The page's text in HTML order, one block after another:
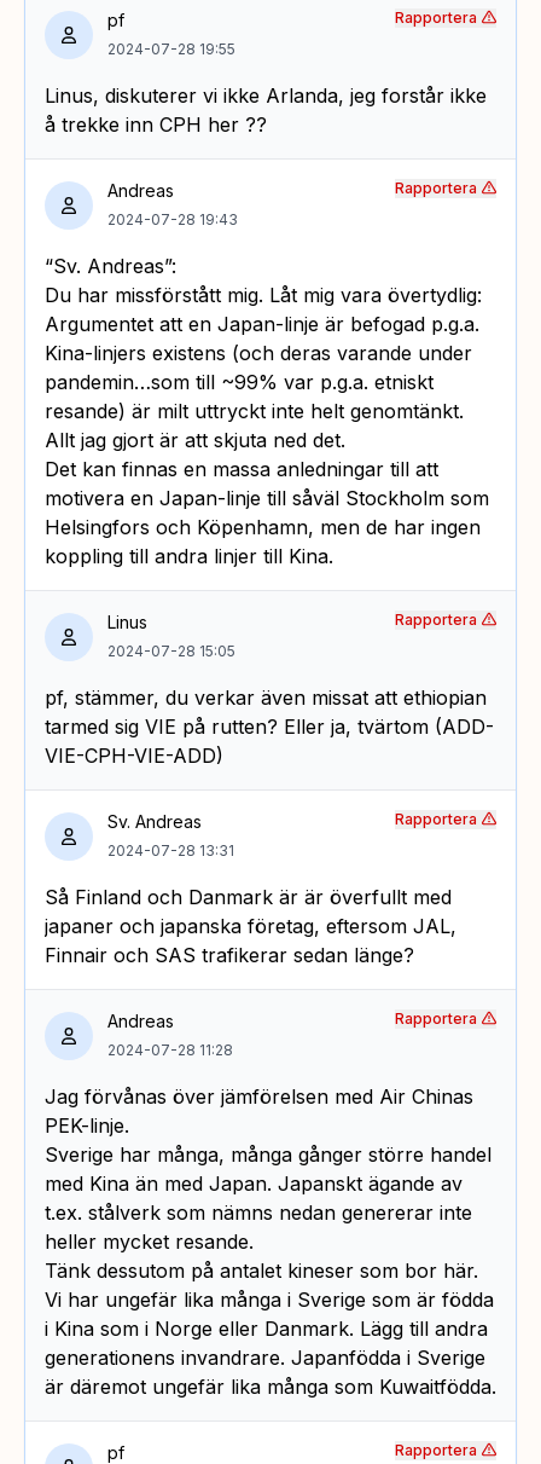
pf
2024-07-28 19:55
Linus, diskuterer vi ikke Arlanda, jeg forstår ikke
å trekke inn CPH her ??
Rapportera
Andreas
2024-07-28 19:43
“Sv. Andreas”:
Du har missförstått mig. Låt mig vara övertydlig:
Argumentet att en Japan-linje är befogad p.g.a.
Kina-linjers existens (och deras varande under
pandemin…som till ~99% var p.g.a. etniskt
resande) är milt uttryckt inte helt genomtänkt.
Allt jag gjort är att skjuta ned det.
Det kan finnas en massa anledningar till att
motivera en Japan-linje till såväl Stockholm som
Helsingfors och Köpenhamn, men de har ingen
koppling till andra linjer till Kina.
Rapportera
Linus
2024-07-28 15:05
pf, stämmer, du verkar även missat att ethiopian
tarmed sig VIE på rutten? Eller ja, tvärtom (ADD-
VIE-CPH-VIE-ADD)
Rapportera
Sv. Andreas
2024-07-28 13:31
Så Finland och Danmark är är överfullt med
japaner och japanska företag, eftersom JAL,
Finnair och SAS trafikerar sedan länge?
Rapportera
Andreas
2024-07-28 11:28
Jag förvånas över jämförelsen med Air Chinas
PEK-linje.
Sverige har många, många gånger större handel
med Kina än med Japan. Japanskt ägande av
t.ex. stålverk som nämns nedan genererar inte
heller mycket resande.
Tänk dessutom på antalet kineser som bor här.
Vi har ungefär lika många i Sverige som är födda
i Kina som i Norge eller Danmark. Lägg till andra
generationens invandrare. Japanfödda i Sverige
är däremot ungefär lika många som Kuwaitfödda.
Rapportera
pf Rapportera